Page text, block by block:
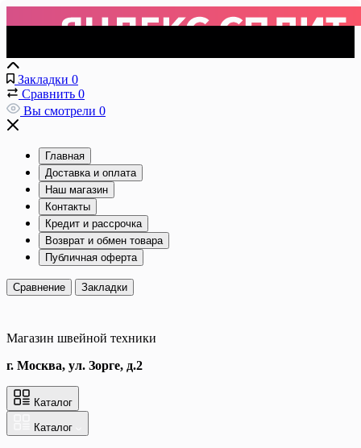
Закладки 0
Сравнить 0
Вы смотрели 0
Главная
Доставка и оплата
Наш магазин
Контакты
Кредит и рассрочка
Возврат и обмен товара
Публичная оферта
Сравнение Закладки
Магазин швейной техники
г. Москва, ул. Зорге, д.2
Каталог
Каталог